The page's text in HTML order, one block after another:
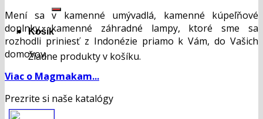
Košík
Žiadne produkty v košíku.
Mení sa v kamenné umývadlá, kamenné kúpeľňové
doplnky, kamenné záhradné lampy, ktoré sme sa
rozhodli priniesť z Indonézie priamo k Vám, do Vašich
domovov.
Viac o Magmakam...
Prezrite si naše katalógy